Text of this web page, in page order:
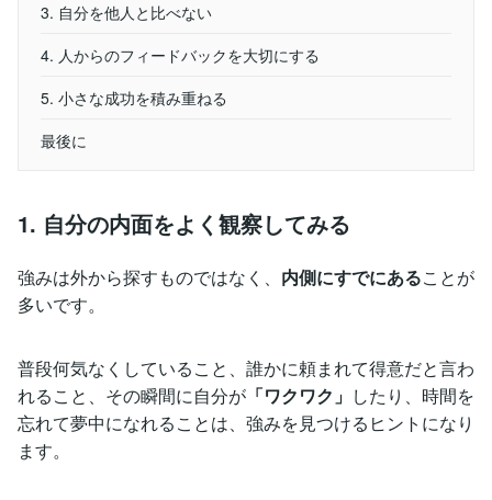
3. 自分を他人と比べない
4. 人からのフィードバックを大切にする
5. 小さな成功を積み重ねる
最後に
1. 自分の内面をよく観察してみる
強みは外から探すものではなく、 内側にすでにあることが
多いです。
普段何気なくしていること、誰かに頼まれて得意だと言わ
れること、その瞬間に自分が 「ワクワク」 したり、時間を
忘れて夢中になれることは、強みを見つけるヒントになり
ます。